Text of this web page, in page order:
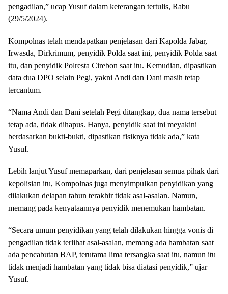
pengadilan,” ucap Yusuf dalam keterangan tertulis, Rabu
(29/5/2024).
Kompolnas telah mendapatkan penjelasan dari Kapolda Jabar,
Irwasda, Dirkrimum, penyidik Polda saat ini, penyidik Polda saat
itu, dan penyidik Polresta Cirebon saat itu. Kemudian, dipastikan
data dua DPO selain Pegi, yakni Andi dan Dani masih tetap
tercantum.
“Nama Andi dan Dani setelah Pegi ditangkap, dua nama tersebut
tetap ada, tidak dihapus. Hanya, penyidik saat ini meyakini
berdasarkan bukti-bukti, dipastikan fisiknya tidak ada,” kata
Yusuf.
Lebih lanjut Yusuf memaparkan, dari penjelasan semua pihak dari
kepolisian itu, Kompolnas juga menyimpulkan penyidikan yang
dilakukan delapan tahun terakhir tidak asal-asalan. Namun,
memang pada kenyataannya penyidik menemukan hambatan.
“Secara umum penyidikan yang telah dilakukan hingga vonis di
pengadilan tidak terlihat asal-asalan, memang ada hambatan saat
ada pencabutan BAP, terutama lima tersangka saat itu, namun itu
tidak menjadi hambatan yang tidak bisa diatasi penyidik,” ujar
Yusuf.